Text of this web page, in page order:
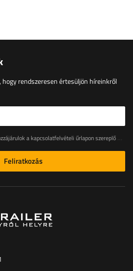
rendszeresen értesüljön híreinkről
személyes adataimnak az Európai Parlament és a Tanács (EU) rendeletével összhangban történő kezeléséhez
Feliratkozás